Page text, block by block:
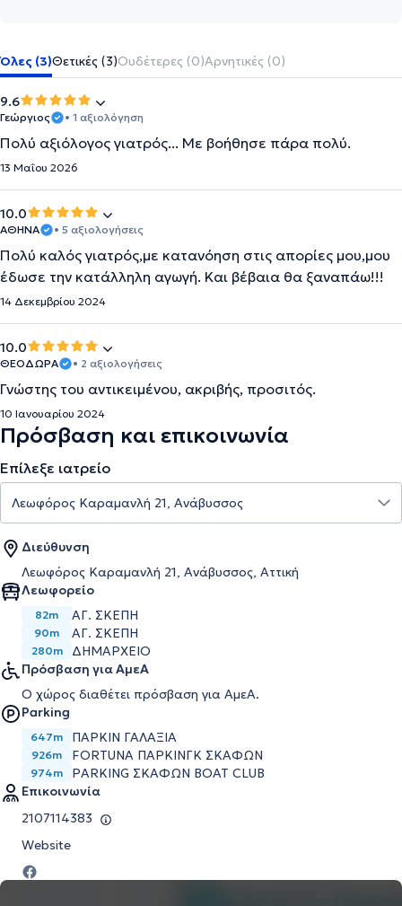
Όλες (3)Θετικές (3)Ουδέτερες (0)Αρνητικές (0)
9.6
Γεώργιος • 1 αξιολόγηση
Πολύ αξιόλογος γιατρός... Με βοήθησε πάρα πολύ.
13 Μαΐου 2026
10.0
ΑΘΗΝΑ • 5 αξιολογήσεις
Πολύ καλός γιατρός,με κατανόηση στις απορίες μου,μου
έδωσε την κατάλληλη αγωγή. Και βέβαια θα ξαναπάω!!!
14 Δεκεμβρίου 2024
10.0
ΘΕΟΔΩΡΑ • 2 αξιολογήσεις
Γνώστης του αντικειμένου, ακριβής, προσιτός.
10 Ιανουαρίου 2024
Πρόσβαση και επικοινωνία
Επίλεξε ιατρείο
Διεύθυνση
Λεωφόρος Καραμανλή 21, Ανάβυσσος, Αττική
Λεωφορείο
82m ΑΓ. ΣΚΕΠΗ
90m ΑΓ. ΣΚΕΠΗ
280m
ΔΗΜΑΡΧΕΙΟ
Πρόσβαση για ΑμεΑ
Ο χώρος διαθέτει πρόσβαση για ΑμεΑ.
Parking
647m ΠΑΡΚΙΝ ΓΑΛΑΞΙΑ
926m FORTUNA ΠΑΡΚΙΝΓΚ ΣΚΑΦΩΝ
974m
PARKING ΣΚΑΦΩΝ BOAT CLUB
Επικοινωνία
2107114383
Website